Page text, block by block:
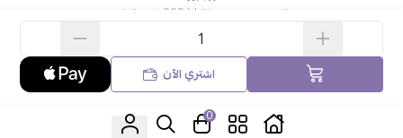
0
اشتري الآن
الحقوق محفوظة | 2026 ركن قطي